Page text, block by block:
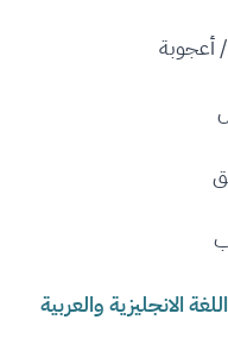
الانجليزية والعربية